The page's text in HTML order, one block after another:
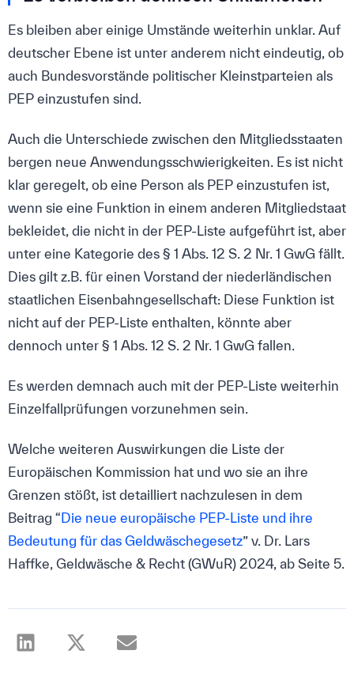
Es bleiben aber einige Umstände weiterhin unklar. Auf
deutscher Ebene ist unter anderem nicht eindeutig, ob
auch Bundesvorstände politischer Kleinstparteien als
PEP einzustufen sind.
Auch die Unterschiede zwischen den Mitgliedsstaaten
bergen neue Anwendungsschwierigkeiten. Es ist nicht
klar geregelt, ob eine Person als PEP einzustufen ist,
wenn sie eine Funktion in einem anderen Mitgliedstaat
bekleidet, die nicht in der PEP-Liste aufgeführt ist, aber
unter eine Kategorie des § 1 Abs. 12 S. 2 Nr. 1 GwG fällt.
Dies gilt z.B. für einen Vorstand der niederländischen
staatlichen Eisenbahngesellschaft: Diese Funktion ist
nicht auf der PEP-Liste enthalten, könnte aber
dennoch unter § 1 Abs. 12 S. 2 Nr. 1 GwG fallen.
Es werden demnach auch mit der PEP-Liste weiterhin
Einzelfallprüfungen vorzunehmen sein.
Welche weiteren Auswirkungen die Liste der
Europäischen Kommission hat und wo sie an ihre
Grenzen stößt, ist detailliert nachzulesen in dem
Beitrag “Die neue europäische PEP-Liste und ihre
Bedeutung für das Geldwäschegesetz” v. Dr. Lars
Haffke, Geldwäsche & Recht (GWuR) 2024, ab Seite 5.